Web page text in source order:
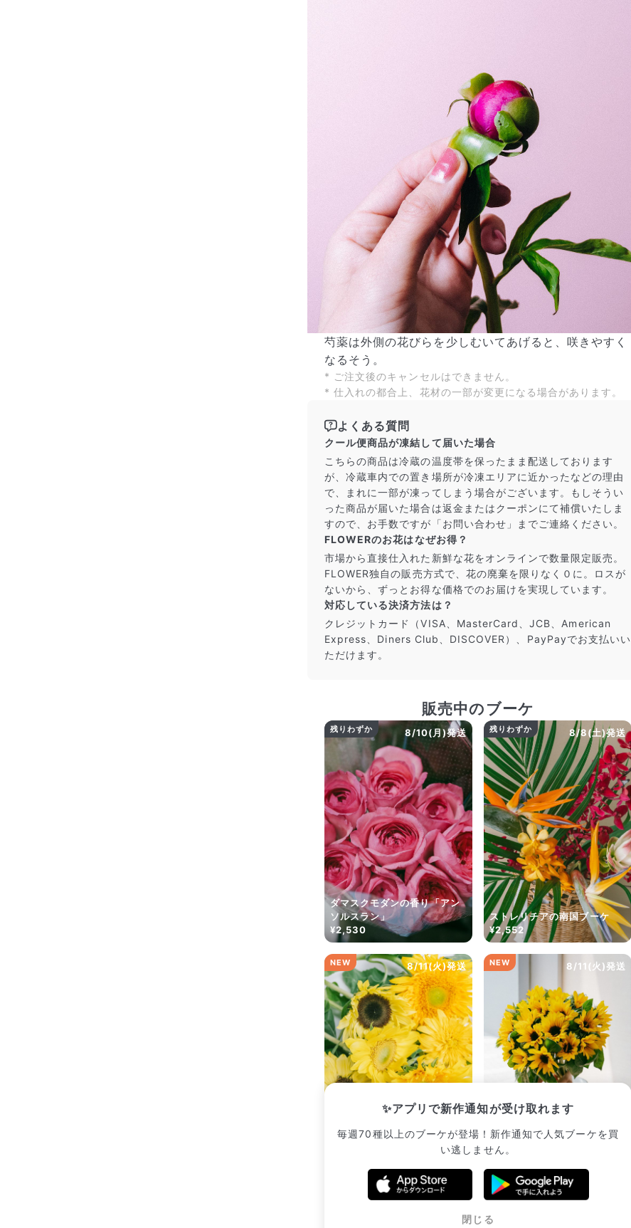
に近いものをお届けできるように人の目でチェックをしていま
よくある質問
Q. 毎月自動でお花が届くサービスですか？
いいえ、毎月自動でお届けするサービスではありません。好きな時
に好きな花をご注文いただけます。
Q. 配送できないエリアはありますか？
ただいま沖縄・離島エリアへの配送には対応しておりません。ご了
Q. 配送日時は指定できますか？
お花をベストなタイミングで発送しているため、お届け日の指定は
から変更可能です。
Q. 注文後にキャンセルできますか？
ご注文後一定時間内であればキャンセル可能です。
芍薬は外側の花びらを少しむいてあげると、咲きやすく
なるそう。
* ご注文後のキャンセルはできません。
* 仕入れの都合上、花材の一部が変更になる場合があります。
よくある質問
クール便商品が凍結して届いた場合
こちらの商品は冷蔵の温度帯を保ったまま配送しております
が、冷蔵車内での置き場所が冷凍エリアに近かったなどの理由
で、まれに一部が凍ってしまう場合がございます。もしそうい
った商品が届いた場合は返金またはクーポンにて補償いたしま
すので、お手数ですが「お問い合わせ」までご連絡ください。
FLOWERのお花はなぜお得？
市場から直接仕入れた新鮮な花をオンラインで数量限定販売。
FLOWER独自の販売方式で、花の廃棄を限りなく０に。ロスが
ないから、ずっとお得な価格でのお届けを実現しています。
対応している決済方法は？
クレジットカード（VISA、MasterCard、JCB、American
Express、Diners Club、DISCOVER）、PayPayでお支払いい
ただけます。
✨アプリで新作通知が受け取れます
毎週70種以上のブーケが登場！新作通知で人気ブーケを買
い逃しません。
閉じる
販売中のブーケ
8/10(月)発送
残りわずか
ダマスクモダンの香り「アン
ソルスラン」
¥2,530
8/8(土)発送
残りわずか
ストレリチアの南国ブーケ
¥2,552
8/11(火)発送
NEW
【8月のお買い得】レモネー
ドひまわりのおまかせブーケ
8/11(火)発送
NEW
たっぷりミニひまわり（19〜
20本入り）